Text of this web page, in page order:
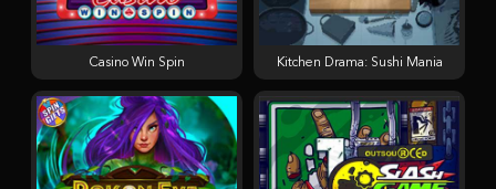
Casino Win Spin Kitchen Drama: Sushi Mania